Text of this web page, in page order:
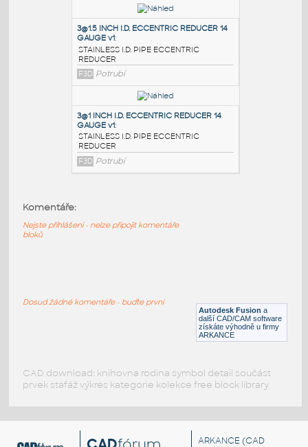
REDUCER
F3D Potrubí
3@2.5 INCH I.D. ECCENTRIC REDUCER 14
GAUGE v1
STAINLESS I.D. PIPE ECCENTRIC
REDUCER
F3D Potrubí
3@1.5 INCH I.D. ECCENTRIC REDUCER 14
F3D Potrubí
STAINLESS I.D. PIPE ECCENTRIC
Autodesk Fusion a
další CAD/CAM software
získáte výhodně u firmy
ARKANCE
Komentáře:
Nejste přihlášeni - nelze připojit komentáře
bloků
Dosud žádné komentáře - buďte první
CAD download: knihovna rodina symbol detail součást
prvek stafáž výkres kategorie kolekce free block library
ARKANCE (CAD